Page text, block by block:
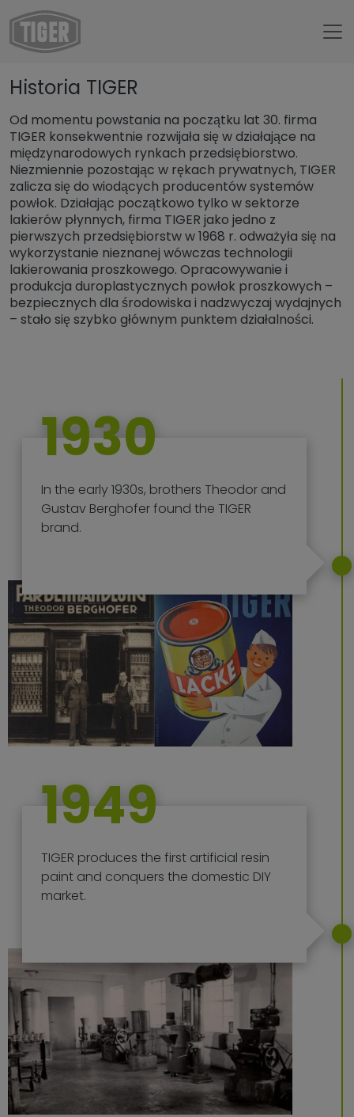
Untermenü öffnen für „www.tiger-coatings.com“
Historia TIGER
Historia TIGER
Od momentu powstania na początku lat 30. firma
TIGER konsekwentnie rozwijała się w działające na
międzynarodowych rynkach przedsiębiorstwo.
Niezmiennie pozostając w rękach prywatnych, TIGER
zalicza się do wiodących producentów systemów
powłok. Działając początkowo tylko w sektorze
lakierów płynnych, firma TIGER jako jedno z
pierwszych przedsiębiorstw w 1968 r. odważyła się na
wykorzystanie nieznanej wówczas technologii
lakierowania proszkowego. Opracowywanie i
produkcja duroplastycznych powłok proszkowych –
bezpiecznych dla środowiska i nadzwyczaj wydajnych
– stało się szybko głównym punktem działalności.
1930
In the early 1930s, brothers Theodor and
Gustav Berghofer found the TIGER
brand.
1949
TIGER produces the first artificial resin
paint and conquers the domestic DIY
market.